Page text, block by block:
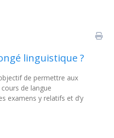
linguistique ?
de permettre aux
de langue
examens y relatifs et d’y